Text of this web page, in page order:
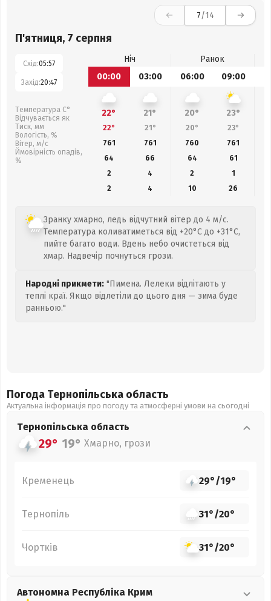
7/14
П'ятниця, 7 серпня
Схід:05:57
Захід:20:47
Температура С°
Відчувається як
Тиск, мм
Вологість, %
Вітер, м/с
Ймовірність опадів,
%
Ніч
Ранок
00:00
03:00 06:00 09:00
22° 21° 20° 23°
22° 21° 20° 23°
761
761 760 761
64
66 64 61
2
4 2
1
2
4 10 26
Зранку хмарно, ледь відчутний вітер до 4 м/с.
Температура коливатиметься від +20°C до +31°C,
пийте багато води. Вдень небо очистеться від
хмар. Надвечір почнуться грози.
Народні прикмети: "Пимена. Лелеки відлітають у
теплі краї. Якщо відлетіли до цього дня — зима буде
ранньою."
Погода Тернопільська область
Актуальна інформація про погоду та атмосферні умови на сьогодні
Тернопільська область
29° 19° Хмарно, грози
Кременець 29°/19°
Тернопіль 31°/20°
Чортків 31°/20°
Автономна Республіка Крим